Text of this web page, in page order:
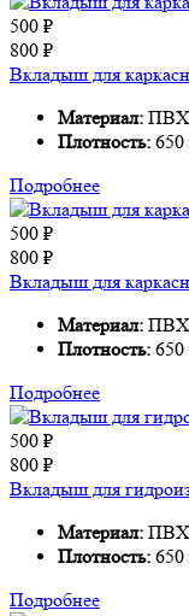
500 ₽
800 ₽
Вкладыш для
Материал: ПВХ
Плотность: 650
Подробнее
500 ₽
800 ₽
Вкладыш для
Материал: ПВХ
Плотность: 650
Подробнее
500 ₽
800 ₽
Вкладыш для
Материал: ПВХ
Плотность: 650
Подробнее